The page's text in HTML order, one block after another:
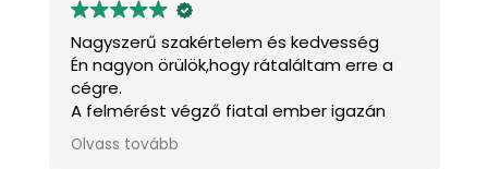
Nagyszerű szakértelem és kedvesség
Én nagyon örülök,hogy rátaláltam erre a
cégre.
A felmérést végző fiatal ember igazán
kedves és mindenben tanácsot adott.A
szakemberek pontosak,kedvesek és szép
Olvass tovább